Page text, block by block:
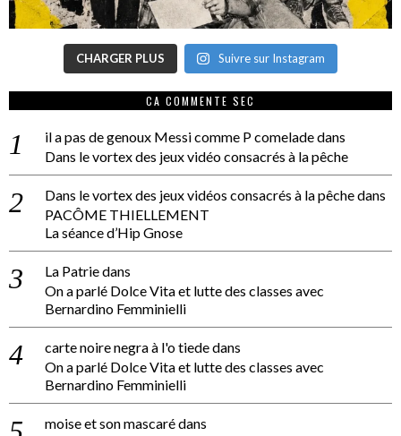
CHARGER PLUS Suivre sur Instagram
CA COMMENTE SEC
il a pas de genoux Messi comme P comeladedans
Dans le vortex des jeux vidéo consacrés à la pêche
Dans le vortex des jeux vidéos consacrés à la pêchedans
PACÔME THIELLEMENT
La séance d’Hip Gnose
La Patriedans
On a parlé Dolce Vita et lutte des classes avec
Bernardino Femminielli
carte noire negra à l'o tiededans
On a parlé Dolce Vita et lutte des classes avec
Bernardino Femminielli
moise et son mascarédans